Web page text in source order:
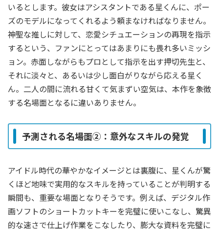
いるとします。彼女はアシスタントである星くんに、ポー
ズのモデルになってくれるよう頼まなければなりません。
神聖な推しに対して、恋愛シチュエーションの再現を指示
するという、ファンにとってはあまりにも畏れ多いミッシ
ョン。赤面しながらもプロとして指示を出す押切先生と、
それに淡々と、あるいは少し面白がりながら応える星く
ん。二人の間に流れる甘くて気まずい空気は、本作を象徴
する名場面となるに違いありません。
予測される名場面②：意外なスキルの発覚
アイドル時代の華やかなイメージとは裏腹に、星くんが驚
くほど地味で実用的なスキルを持っていることが判明する
瞬間も、重要な場面となりそうです。例えば、デジタル作
画ソフトのショートカットキーを完璧に使いこなし、驚異
的な速さで仕上げ作業をこなしたり、膨大な資料を完璧に